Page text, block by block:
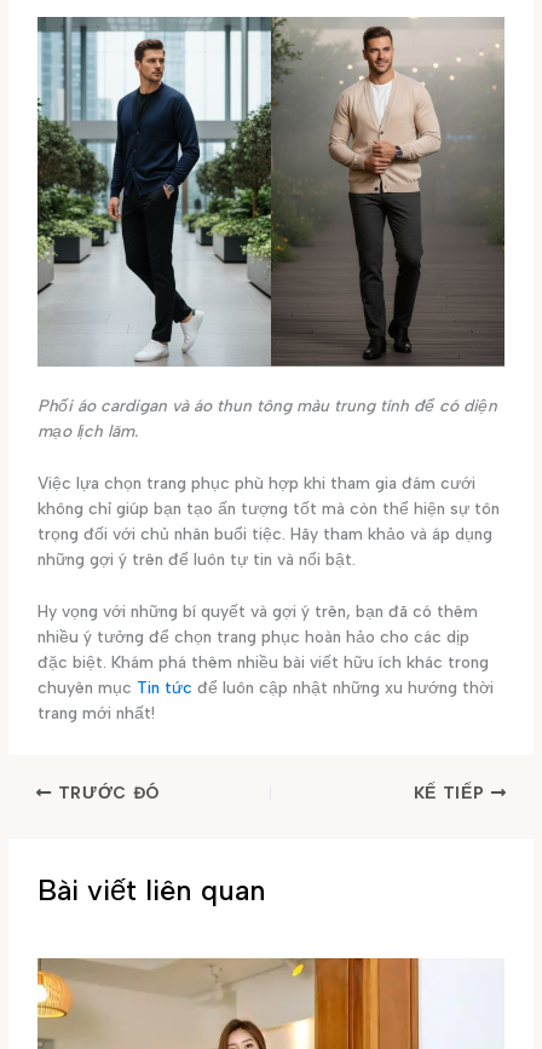
Phối áo cardigan và áo thun tông màu trung tính để có diện
mạo lịch lãm.
Việc lựa chọn trang phục phù hợp khi tham gia đám cưới
không chỉ giúp bạn tạo ấn tượng tốt mà còn thể hiện sự tôn
trọng đối với chủ nhân buổi tiệc. Hãy tham khảo và áp dụng
những gợi ý trên để luôn tự tin và nổi bật.
Hy vọng với những bí quyết và gợi ý trên, bạn đã có thêm
nhiều ý tưởng để chọn trang phục hoàn hảo cho các dịp
đặc biệt. Khám phá thêm nhiều bài viết hữu ích khác trong
chuyên mục Tin tức để luôn cập nhật những xu hướng thời
trang mới nhất!
TRƯỚC ĐÓ KẾ TIẾP
Bài viết liên quan